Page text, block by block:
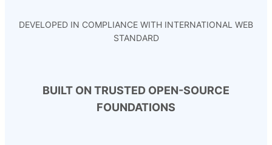
DEVELOPED IN COMPLIANCE WITH INTERNATIONAL WEB
STANDARD
BUILT ON TRUSTED OPEN-SOURCE
FOUNDATIONS